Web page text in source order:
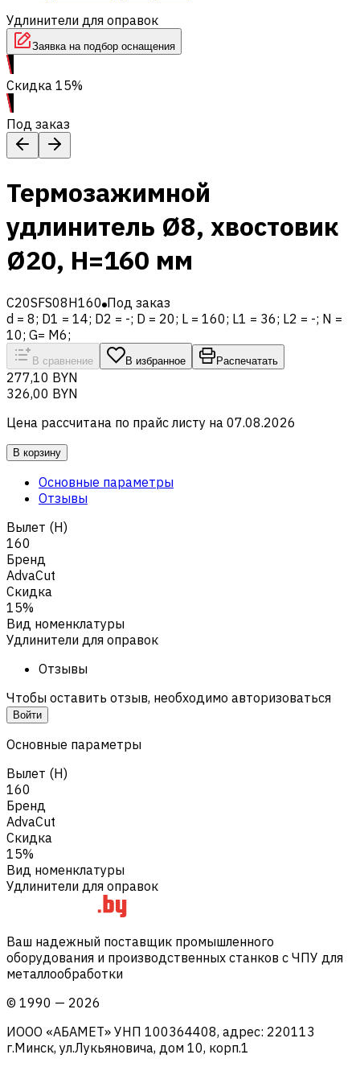
Удлинители для оправок
Заявка на подбор оснащения
Скидка 15%
Под заказ
Термозажимной
удлинитель Ø8, хвостовик
Ø20, H=160 мм
C20SFS08H160 Под заказ
d = 8; D1 = 14; D2 = -; D = 20; L = 160; L1 = 36; L2 = -; N =
10; G= M6;
В сравнение В избранное Распечатать
277,10 BYN
326,00 BYN
Цена рассчитана по прайс листу на 07.08.2026
В корзину
Основные параметры
Отзывы
Вылет (H)
160
Бренд
AdvaCut
Скидка
15%
Вид номенклатуры
Удлинители для оправок
Отзывы
Чтобы оставить отзыв, необходимо авторизоваться
Войти
Основные параметры
Вылет (H)
160
Бренд
AdvaCut
Скидка
15%
Вид номенклатуры
Удлинители для оправок
Ваш надежный поставщик промышленного
оборудования и производственных станков с ЧПУ для
металлообработки
© 1990 — 2026
ИООО «АБАМЕТ» УНП 100364408, адрес: 220113
г.Минск, ул.Лукьяновича, дом 10, корп.1